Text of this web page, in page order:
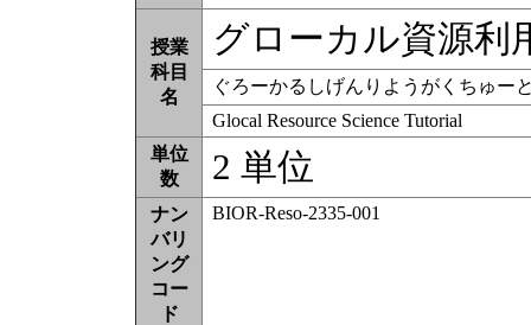
授業
科目
名
グローカル資源利
ぐろーかるしげんりようがくちゅー
Glocal Resource Science Tutorial
単位
数
2 単位
ナン
バリ
ング
コー
ド
BIOR-Reso-2335-001